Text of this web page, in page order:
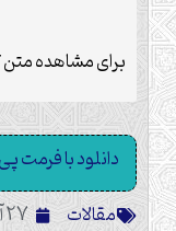
برای مشاهده متن
دانلود با فرمت
مقالات
27 آذر 1402